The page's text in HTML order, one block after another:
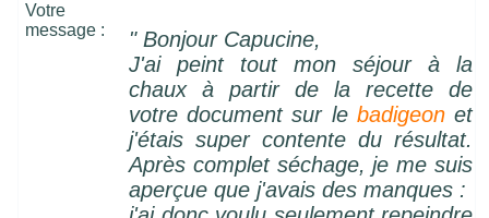
Votre
message :
" Bonjour Capucine,
J'ai peint tout mon séjour à la
chaux à partir de la recette de
votre document sur le badigeonet
j'étais super contente du résultat.
Après complet séchage, je me suis
aperçue que j'avais des manques :